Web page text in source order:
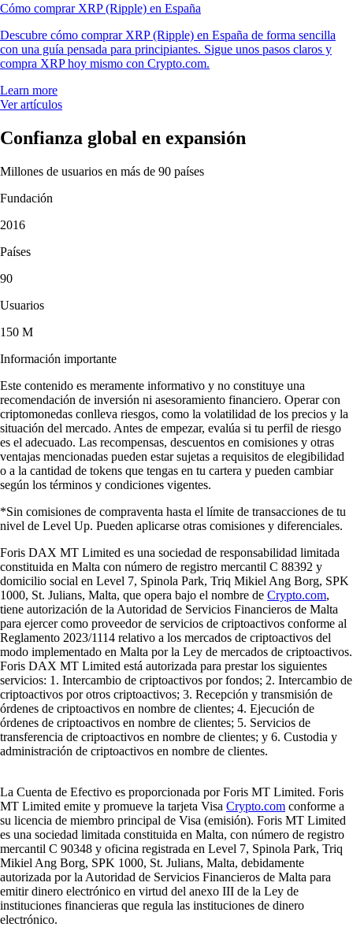
Cómo comprar XRP (Ripple) en España
Descubre cómo comprar XRP (Ripple) en España de forma sencilla
con una guía pensada para principiantes. Sigue unos pasos claros y
compra XRP hoy mismo con Crypto.com.
Learn more
Ver artículos
Confianza global en expansión
Millones de usuarios en más de 90 países
Fundación
2016
Países
90
Usuarios
150 M
Información importante
Este contenido es meramente informativo y no constituye una
recomendación de inversión ni asesoramiento financiero. Operar con
criptomonedas conlleva riesgos, como la volatilidad de los precios y la
situación del mercado. Antes de empezar, evalúa si tu perfil de riesgo
es el adecuado. Las recompensas, descuentos en comisiones y otras
ventajas mencionadas pueden estar sujetas a requisitos de elegibilidad
o a la cantidad de tokens que tengas en tu cartera y pueden cambiar
según los términos y condiciones vigentes.
*Sin comisiones de compraventa hasta el límite de transacciones de tu
nivel de Level Up. Pueden aplicarse otras comisiones y diferenciales.
Foris DAX MT Limited es una sociedad de responsabilidad limitada
constituida en Malta con número de registro mercantil C 88392 y
domicilio social en Level 7, Spinola Park, Triq Mikiel Ang Borg, SPK
1000, St. Julians, Malta, que opera bajo el nombre de Crypto.com,
tiene autorización de la Autoridad de Servicios Financieros de Malta
para ejercer como proveedor de servicios de criptoactivos conforme al
Reglamento 2023/1114 relativo a los mercados de criptoactivos del
modo implementado en Malta por la Ley de mercados de criptoactivos.
Foris DAX MT Limited está autorizada para prestar los siguientes
servicios: 1. Intercambio de criptoactivos por fondos; 2. Intercambio de
criptoactivos por otros criptoactivos; 3. Recepción y transmisión de
órdenes de criptoactivos en nombre de clientes; 4. Ejecución de
órdenes de criptoactivos en nombre de clientes; 5. Servicios de
transferencia de criptoactivos en nombre de clientes; y 6. Custodia y
administración de criptoactivos en nombre de clientes.
La Cuenta de Efectivo es proporcionada por Foris MT Limited. Foris
MT Limited emite y promueve la tarjeta Visa Crypto.com conforme a
su licencia de miembro principal de Visa (emisión). Foris MT Limited
es una sociedad limitada constituida en Malta, con número de registro
mercantil C 90348 y oficina registrada en Level 7, Spinola Park, Triq
Mikiel Ang Borg, SPK 1000, St. Julians, Malta, debidamente
autorizada por la Autoridad de Servicios Financieros de Malta para
emitir dinero electrónico en virtud del anexo III de la Ley de
instituciones financieras que regula las instituciones de dinero
electrónico.